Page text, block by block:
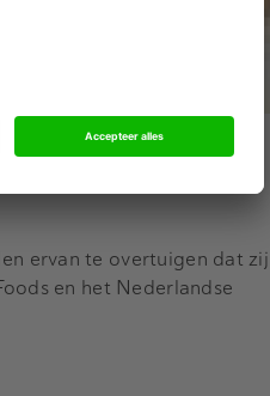
ervan te overtuigen dat zij
en het Nederlandse